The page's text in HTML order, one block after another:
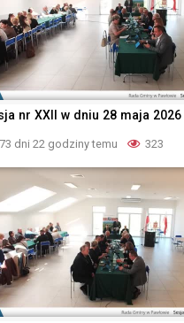
nr XXII w dniu 28 maja 2026
73 dni 22 godziny temu 323